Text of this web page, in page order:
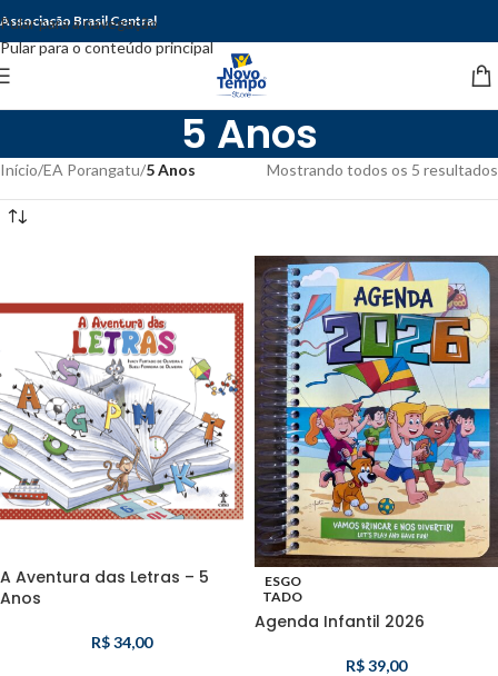
Pular para a navegação
Pular para o conteúdo principal
Associação Brasil Central
5 Anos
Início/EA Porangatu/5 Anos Mostrando todos os 5 resultados
A Aventura das Letras – 5
Anos
R$34,00
ESGO
TADO
Agenda Infantil 2026
R$39,00